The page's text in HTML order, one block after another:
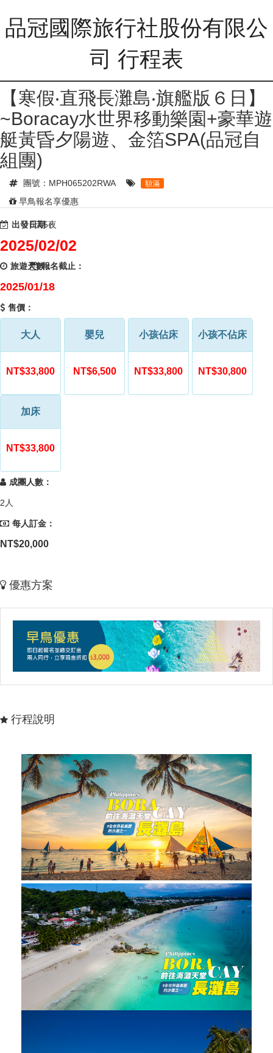
品冠國際旅行社股份有限公
司 行程表
【寒假‧直飛長灘島‧旗艦版６日】
~Boracay水世界移動樂園+豪華遊
艇黃昏夕陽遊、金箔SPA(品冠自
組團)
團號：MPH065202RWA 額滿
早鳥報名享優惠
出發日期：
2025/02/02
旅遊天數：
6天5夜
報名截止：
2025/01/18
售價：
大人
NT$33,800
嬰兒
NT$6,500
小孩佔床
NT$33,800
小孩不佔床
NT$30,800
加床
NT$33,800
成團人數：
2人
每人訂金：
NT$20,000
優惠方案
行程說明